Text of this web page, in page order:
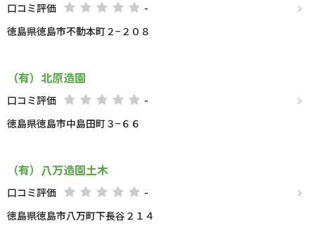
口コミ評価
-
徳島県徳島市不動本町２−２０８
（有）北原造園
口コミ評価
-
徳島県徳島市中島田町３−６６
（有）八万造園土木
口コミ評価
-
徳島県徳島市八万町下長谷２１４